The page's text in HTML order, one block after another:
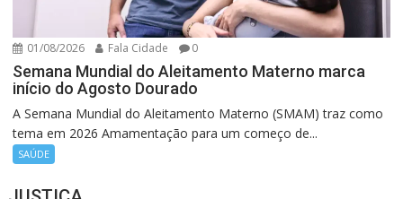
01/08/2026 Fala Cidade 0
Semana Mundial do Aleitamento Materno marca
início do Agosto Dourado
A Semana Mundial do Aleitamento Materno (SMAM) traz como
tema em 2026 Amamentação para um começo de...
SAÚDE